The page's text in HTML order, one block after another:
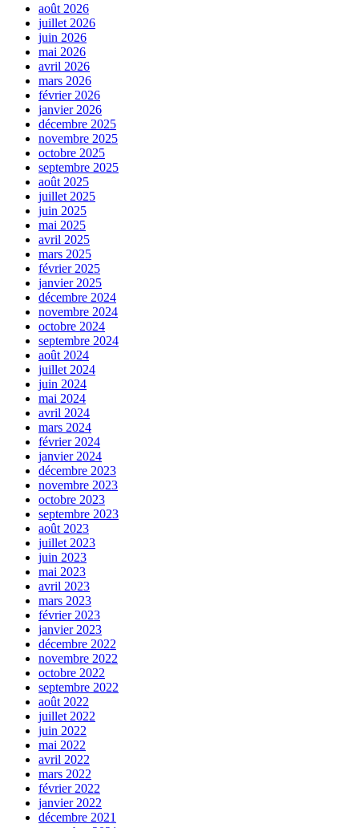
août 2026
juillet 2026
juin 2026
mai 2026
avril 2026
mars 2026
février 2026
janvier 2026
décembre 2025
novembre 2025
octobre 2025
septembre 2025
août 2025
juillet 2025
juin 2025
mai 2025
avril 2025
mars 2025
février 2025
janvier 2025
décembre 2024
novembre 2024
octobre 2024
septembre 2024
août 2024
juillet 2024
juin 2024
mai 2024
avril 2024
mars 2024
février 2024
janvier 2024
décembre 2023
novembre 2023
octobre 2023
septembre 2023
août 2023
juillet 2023
juin 2023
mai 2023
avril 2023
mars 2023
février 2023
janvier 2023
décembre 2022
novembre 2022
octobre 2022
septembre 2022
août 2022
juillet 2022
juin 2022
mai 2022
avril 2022
mars 2022
février 2022
janvier 2022
décembre 2021